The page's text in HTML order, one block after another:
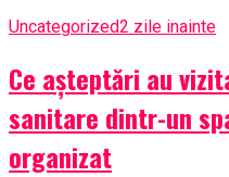
Uncategorized2 zile inainte
Ce așteptări au
sanitare dintr-un
organizat